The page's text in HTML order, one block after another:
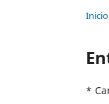
Inicio
*